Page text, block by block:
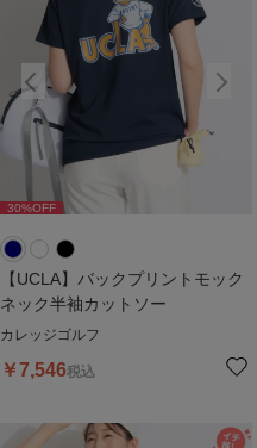
%OFF
30%OFF
【UCLA】バックプリントモック
ネック半袖カットソー
カレッジゴルフ
￥7,546税込